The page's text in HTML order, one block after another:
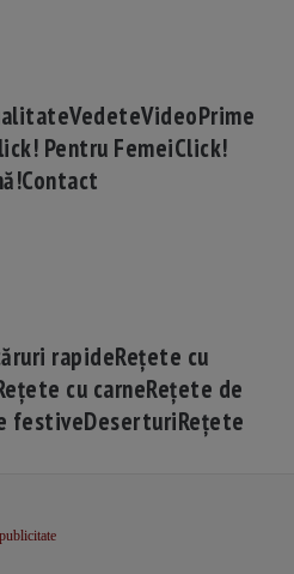
VedeteVideoPrime
Pentru FemeiClick!
Contact
rapideRețete cu
cu carneRețete de
festiveDeserturiRețete